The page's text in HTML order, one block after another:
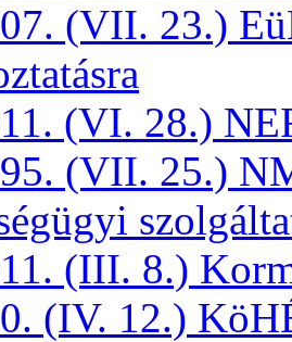
(VII. 23.)
(VI. 28.)
(VII. 25.)
(III. 8.)
(IV. 12.)